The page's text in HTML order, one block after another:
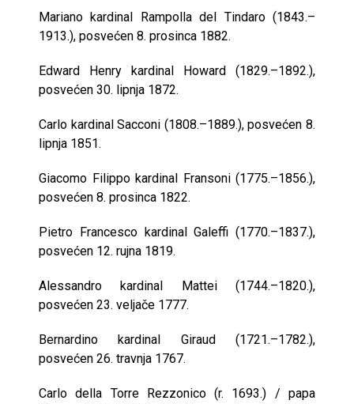
Mariano kardinal Rampolla del Tindaro (1843.–
1913.), posvećen 8. prosinca 1882.
Edward Henry kardinal Howard (1829.–1892.),
posvećen 30. lipnja 1872.
Carlo kardinal Sacconi (1808.–1889.), posvećen 8.
lipnja 1851.
Giacomo Filippo kardinal Fransoni (1775.–1856.),
posvećen 8. prosinca 1822.
Pietro Francesco kardinal Galeffi (1770.–1837.),
posvećen 12. rujna 1819.
Alessandro kardinal Mattei (1744.–1820.),
posvećen 23. veljače 1777.
Bernardino kardinal Giraud (1721.–1782.),
posvećen 26. travnja 1767.
Carlo della Torre Rezzonico (r. 1693.) / papa